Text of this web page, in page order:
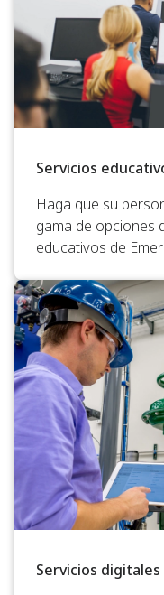
Servicios
Haga que su
gama de opciones
educativos de
Servicios digitales